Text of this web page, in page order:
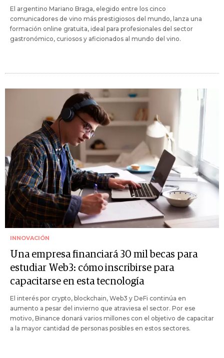
El argentino Mariano Braga, elegido entre los cinco
comunicadores de vino más prestigiosos del mundo, lanza una
formación online gratuita, ideal para profesionales del sector
gastronómico, curiosos y aficionados al mundo del vino.
INNOVACIÓN
Una empresa financiará 30 mil becas para
estudiar Web3: cómo inscribirse para
capacitarse en esta tecnología
El interés por crypto, blockchain, Web3 y DeFi continúa en
aumento a pesar del invierno que atraviesa el sector. Por ese
motivo, Binance donará varios millones con el objetivo de capacitar
a la mayor cantidad de personas posibles en estos sectores.